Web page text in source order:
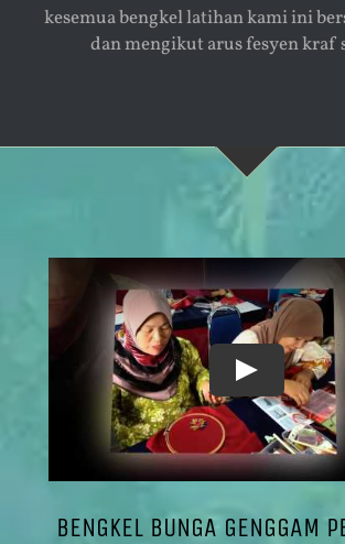
kesemua bengkel latihan kami ini
dan mengikut arus fesyen kraf
BENGKEL BUNGA GENGGAM